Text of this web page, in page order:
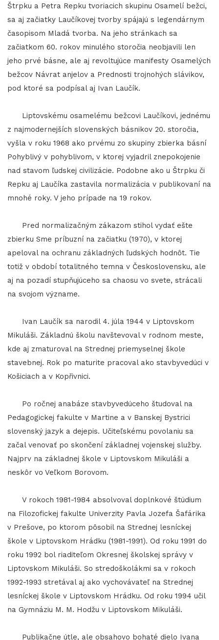
Štrpku a Petra Repku tvoriacich skupinu Osamelí bežci,
sa aj začiatky Laučíkovej tvorby spájajú s legendárnym
časopisom Mladá tvorba. Na jeho stránkach sa
začiatkom 60. rokov minulého storočia neobjavili len
jeho prvé básne, ale aj revoltujúce manifesty Osamelých
bežcov Návrat anjelov a Prednosti trojnohých slávikov,
pod ktoré sa podpísal aj Ivan Laučík.
Liptovskému osamelému bežcovi Laučíkovi, jednému
z najmodernejších slovenských básnikov 20. storočia,
vyšla v roku 1968 ako prvému zo skupiny zbierka básní
Pohyblivý v pohyblivom, v ktorej vyjadril znepokojenie
nad stavom ľudskej civilizácie. Podobne ako u Štrpku či
Repku aj Laučíka zastavila normalizácia v publikovaní na
mnohé roky. V jeho prípade na 19 rokov.
Pred normalizačným zákazom stihol vydať ešte
zbierku Sme príbuzní na začiatku (1970), v ktorej
apeloval na ochranu základných ľudských hodnôt. Tie
totiž v období totalitného temna v Československu, ale
aj na pozadí stupňujúceho sa chaosu vo svete, strácali
na svojom význame.
Ivan Laučík sa narodil 4. júla 1944 v Liptovskom
Mikuláši. Základnú školu navštevoval v rodnom meste,
kde aj zmaturoval na Strednej priemyselnej škole
stavebnej. Rok po maturite pracoval ako stavbyvedúci v
Košiciach a v Kopřivnici.
Po ročnej anabáze stavbyvedúceho študoval na
Pedagogickej fakulte v Martine a v Banskej Bystrici
slovenský jazyk a dejepis. Učiteľskému povolaniu sa
začal venovať po skončení základnej vojenskej služby.
Najprv na základnej škole v Liptovskom Mikuláši a
neskôr vo Veľkom Borovom.
V rokoch 1981-1984 absolvoval doplnkové štúdium
na Filozofickej fakulte Univerzity Pavla Jozefa Šafárika
v Prešove, po ktorom pôsobil na Strednej lesníckej
škole v Liptovskom Hrádku (1981-1991). Od roku 1991 do
roku 1992 bol riaditeľom Okresnej školskej správy v
Liptovskom Mikuláši. So stredoškolákmi sa v rokoch
1992-1993 stretával aj ako vychovávateľ na Strednej
lesníckej škole v Liptovskom Hrádku. Od roku 1994 učil
na Gymnáziu M. M. Hodžu v Liptovskom Mikuláši.
Publikačne útle, ale obsahovo bohaté dielo Ivana